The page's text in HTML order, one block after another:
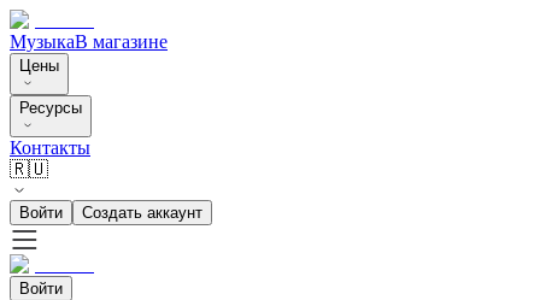
МузыкаВ магазине
Цены
Ресурсы
Контакты
🇷🇺
Войти Создать аккаунт
Войти